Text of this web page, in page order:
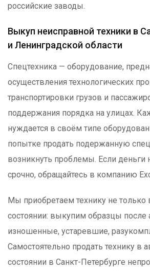
российские заводы.
Выкуп неисправной техники в
и Ленинградской области
Спецтехника — оборудование,
осуществления технологических
транспортировки грузов и
поддержания порядка на улицах.
нуждается в своём типе
попытке продать подержанную
возникнуть проблемы. Если деньги
срочно, обращайтесь в компанию
Мы приобретаем технику не только
состоянии: выкупим образцы после
изношенные, устаревшие,
Самостоятельно продать технику в
состоянии в Санкт-Петербурге